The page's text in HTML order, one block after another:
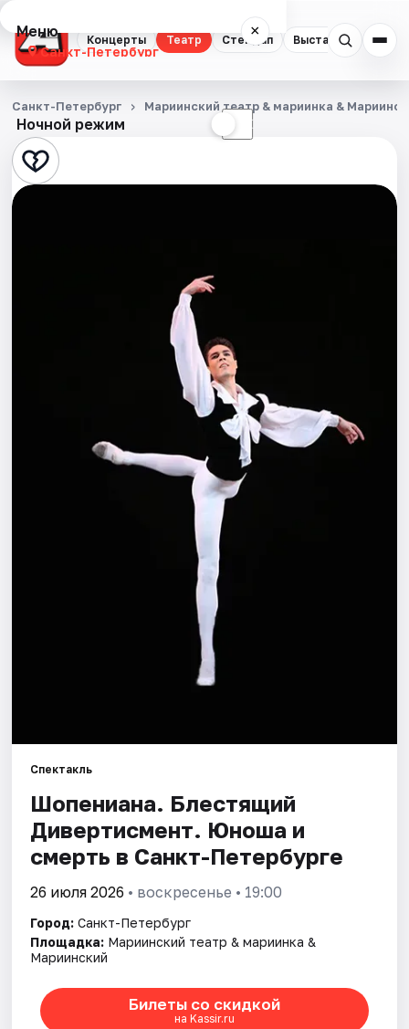
Концерты Театр Стендап Выставки
Меню ×
Санкт-Петербург
Концерты
Театр
Стендап
Ночной режим ☾
Санкт-Петербург Мариинский театр & мариинка &
Спектакль
Шопениана. Блестящий
Дивертисмент. Юноша и
смерть в Санкт-Петербурге
26 июля 2026 • воскресенье • 19:00
Город: Санкт-Петербург
Площадка: Мариинский театр & мариинка &
Мариинский
Билеты со скидкой
на Kassir.ru